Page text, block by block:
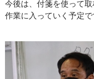
今後は、付箋を使って
作業に入っていく予定で